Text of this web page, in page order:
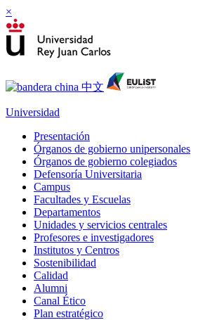
×
Universidad
Presentación
Órganos de gobierno unipersonales
Órganos de gobierno colegiados
Defensoría Universitaria
Campus
Facultades y Escuelas
Departamentos
Unidades y servicios centrales
Profesores e investigadores
Institutos y Centros
Sostenibilidad
Calidad
Alumni
Canal Ético
Plan estratégico